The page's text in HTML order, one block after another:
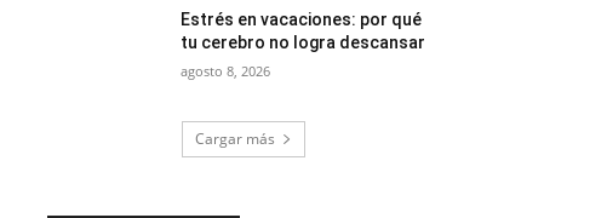
Estrés en vacaciones: por qué
tu cerebro no logra descansar
agosto 8, 2026
Cargar más